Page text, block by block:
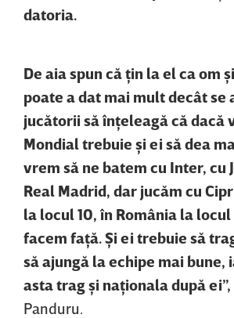
datoria.
De aia spun că ţin la el ca om
poate a dat mai mult decât se
jucătorii să înţeleagă că dacă
Mondial trebuie şi ei să dea
vrem să ne batem cu Inter, cu
Real Madrid, dar jucăm cu
la locul 10, în România la locul
facem faţă. Şi ei trebuie să
să ajungă la echipe mai bune,
asta trag şi naţionala după ei”,
Panduru.